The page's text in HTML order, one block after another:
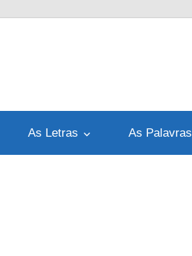
As Letras As Palavras